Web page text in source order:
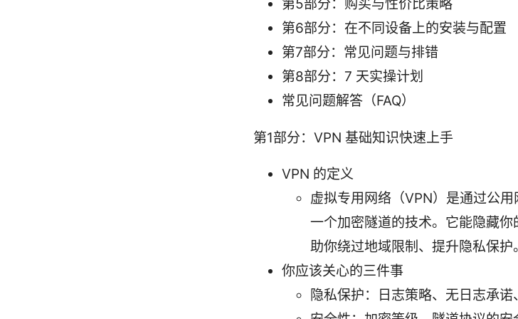
第5部分：购买与性价比策略
第6部分：在不同设备上的安装与配置
第7部分：常见问题与排错
第8部分：7 天实操计划
常见问题解答（FAQ）
第1部分：VPN 基础知识快速上手
VPN 的定义
虚拟专用网络（VPN）是通过公
一个加密隧道的技术。它能隐藏
助你绕过地域限制、提升隐私保护。
你应该关心的三件事
隐私保护：日志策略、无日志承